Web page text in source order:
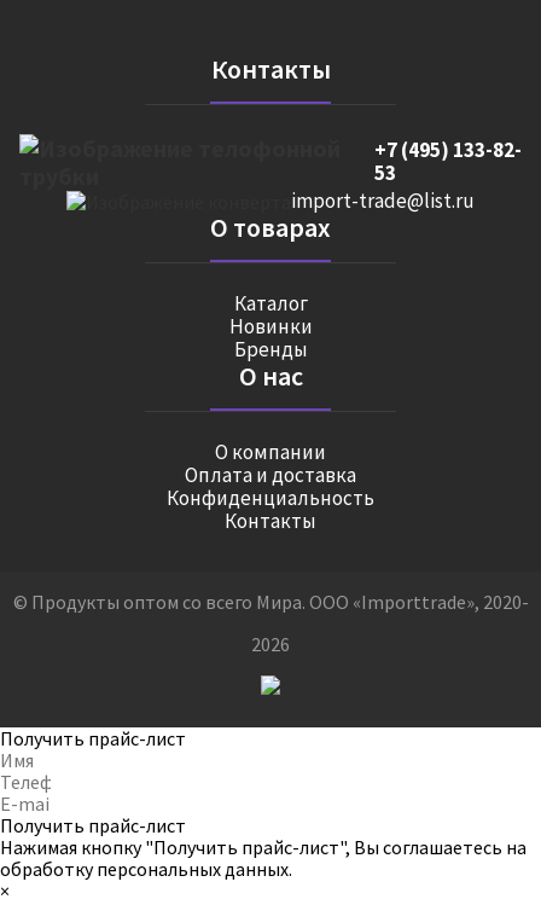
Контакты
+7 (495) 133-82-
53
import-trade@list.ru
О товарах
Каталог
Новинки
Бренды
О нас
О компании
Оплата и доставка
Конфиденциальность
Контакты
© Продукты оптом со всего Мира. ООО «Importtrade», 2020-
2026
Получить прайс-лист
Получить прайс-лист
Нажимая кнопку "Получить прайс-лист", Вы соглашаетесь на
обработку персональных данных.
×